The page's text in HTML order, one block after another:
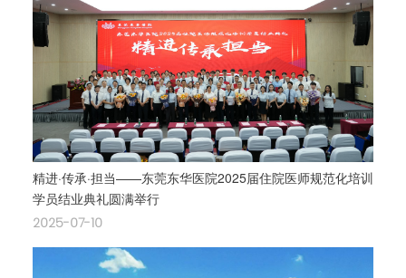
精进·传承·担当——东莞东华医院2025届住院医师规范化培训
学员结业典礼圆满举行
2025-07-10